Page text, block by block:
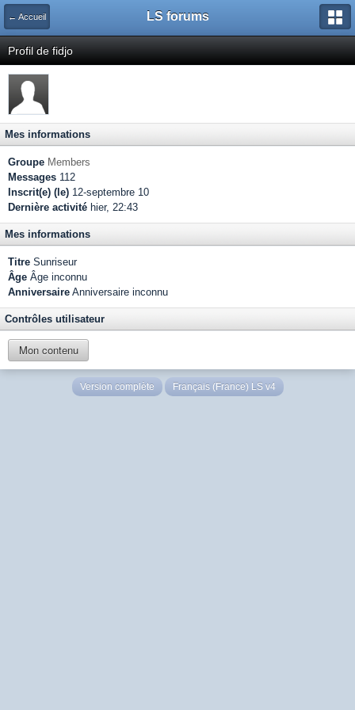
← Accueil LS forums
Profil de fidjo
Mes informations
Groupe Members
Messages 112
Inscrit(e) (le) 12-septembre 10
Dernière activité hier, 22:43
Mes informations
Titre Sunriseur
Âge Âge inconnu
Anniversaire Anniversaire inconnu
Contrôles utilisateur
Mon contenu
Version complète Français (France) LS v4